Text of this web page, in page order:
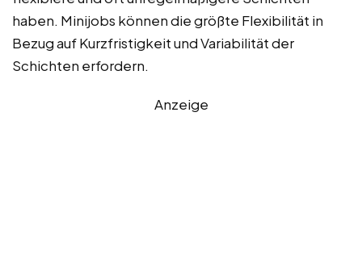
haben. Minijobs können die größte Flexibilität in
Bezug auf Kurzfristigkeit und Variabilität der
Schichten erfordern.
Anzeige